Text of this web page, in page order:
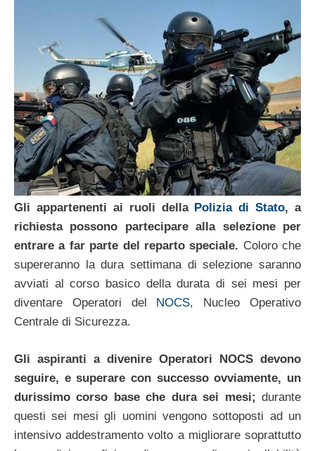
Gli appartenenti ai ruoli della Polizia di Stato, a
richiesta possono partecipare alla selezione per
entrare a far parte del reparto speciale. Coloro che
supereranno la dura settimana di selezione saranno
avviati al corso basico della durata di sei mesi per
diventare Operatori del NOCS, Nucleo Operativo
Centrale di Sicurezza.
Gli aspiranti a divenire Operatori NOCS devono
seguire, e superare con successo ovviamente, un
durissimo corso base che dura sei mesi; durante
questi sei mesi gli uomini vengono sottoposti ad un
intensivo addestramento volto a migliorare soprattutto